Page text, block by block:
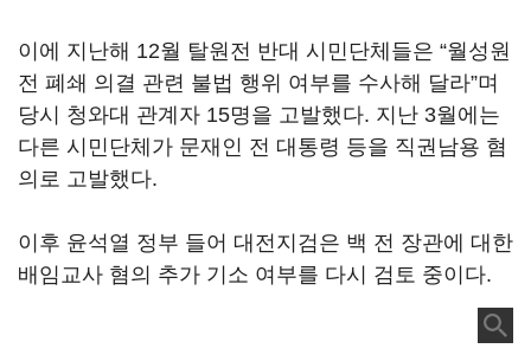
이에 지난해 12월 탈원전 반대 시민단체들은 “월성원
전 폐쇄 의결 관련 불법 행위 여부를 수사해 달라”며
당시 청와대 관계자 15명을 고발했다. 지난 3월에는
다른 시민단체가 문재인 전 대통령 등을 직권남용 혐
의로 고발했다.
이후 윤석열 정부 들어 대전지검은 백 전 장관에 대한
배임교사 혐의 추가 기소 여부를 다시 검토 중이다.